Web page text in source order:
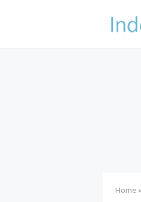
Home »